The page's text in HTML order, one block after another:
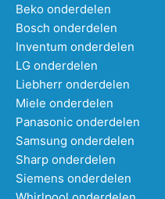
Beko onderdelen
Bosch onderdelen
Inventum onderdelen
LG onderdelen
Liebherr onderdelen
Miele onderdelen
Panasonic onderdelen
Samsung onderdelen
Sharp onderdelen
Siemens onderdelen